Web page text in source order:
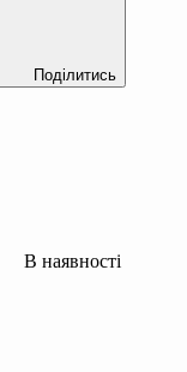
Поділитись
В наявності